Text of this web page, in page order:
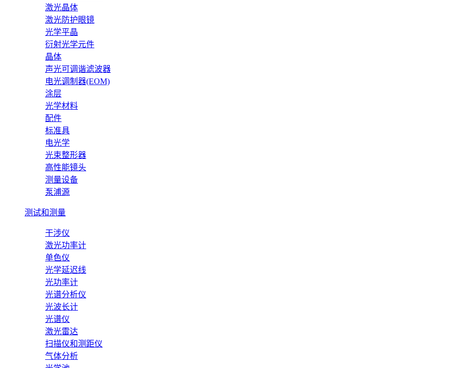
激光晶体
激光防护眼镜
光学平晶
衍射光学元件
晶体
声光可调谐滤波器
电光调制器(EOM)
涂层
光学材料
配件
标准具
电光学
光束整形器
高性能镜头
测量设备
泵浦源
测试和测量
干涉仪
激光功率计
单色仪
光学延迟线
光功率计
光谱分析仪
光波长计
光谱仪
激光雷达
扫描仪和测距仪
气体分析